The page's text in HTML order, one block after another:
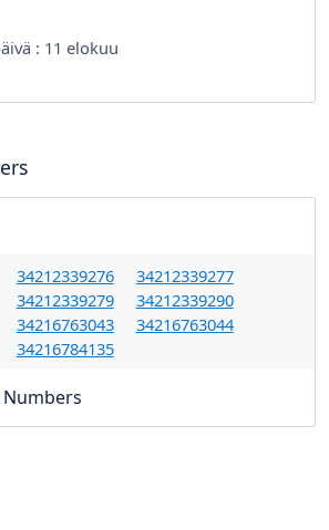
: 11 elokuu
34212339276
34212339277
34212339279
34212339290
34216763043
34216763044
34216784135
Numbers